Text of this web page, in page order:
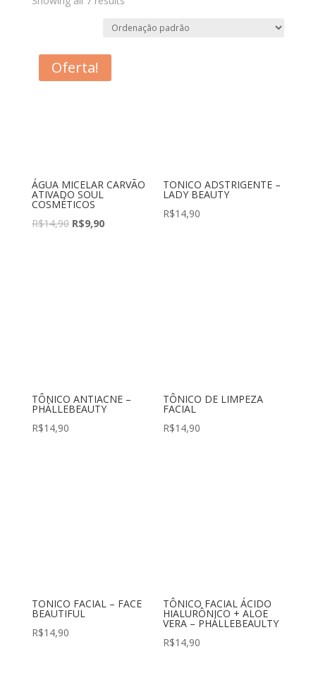
Oferta!
ÁGUA MICELAR CARVÃO
ATIVADO SOUL
COSMÉTICOS
R$14,90 O
R$9,90O
TONICO ADSTRIGENTE –
LADY BEAUTY
R$14,90
TÔNICO ANTIACNE –
PHÁLLEBEAUTY
R$14,90
TÔNICO DE LIMPEZA
FACIAL
R$14,90
TONICO FACIAL – FACE
BEAUTIFUL
R$14,90
TÔNICO FACIAL ÁCIDO
HIALURÔNICO + ALOE
VERA – PHÁLLEBEAULTY
R$14,90